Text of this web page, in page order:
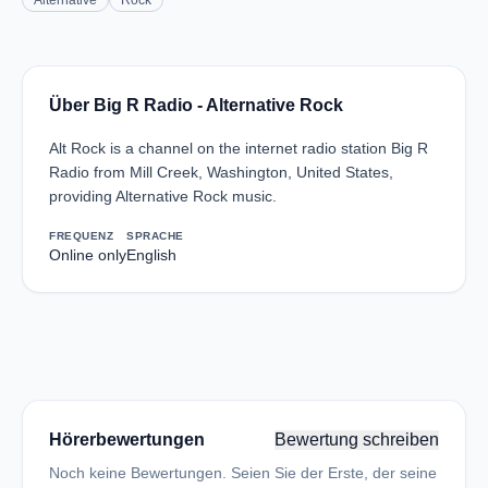
Über Big R Radio - Alternative Rock
Alt Rock is a channel on the internet radio station Big R
Radio from Mill Creek, Washington, United States,
providing Alternative Rock music.
FREQUENZ
Online only
SPRACHE
English
Hörerbewertungen Bewertung schreiben
Noch keine Bewertungen. Seien Sie der Erste, der seine